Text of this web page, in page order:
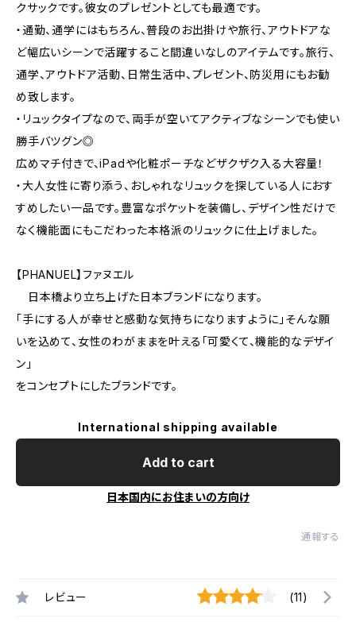
クサックです。彼女のプレゼントとしても最適です。
・通勤、通学にはもちろん、普段のお出掛けや旅行、アウトドアな
ど幅広いシーンで活躍すること間違いなしのアイテムです。旅行、
通学、アウトドア活動、日常生活中、プレゼント、防災用にもお勧
め致します。
・リュックタイプなので、両手が空いてアクティブなシーンでも使い
勝手バツグン◎
広めマチ付きで、iPadや化粧ポーチなどザクザク入る大容量！
・大人女性に寄り添う、おしゃれなリュックを探している人におす
すめしたい一品です。豊富なポケットを装備し、デザイン性だけで
なく機能面にもこだわった本格派のリュックに仕上げました。
【PHANUEL】ファヌエル
日本橋より立ち上げた日本ブランドになります。
「手にする人が幸せと感動な気持ちになりますように」そんな願
いを込めて、女性のわがままを叶える「可愛くて、機能的なデザイ
ン」
をコンセプトにしたブランドです。
International shipping available
Add to cart
日本国内にお住まいの方向け
通報する
レビュー (11)